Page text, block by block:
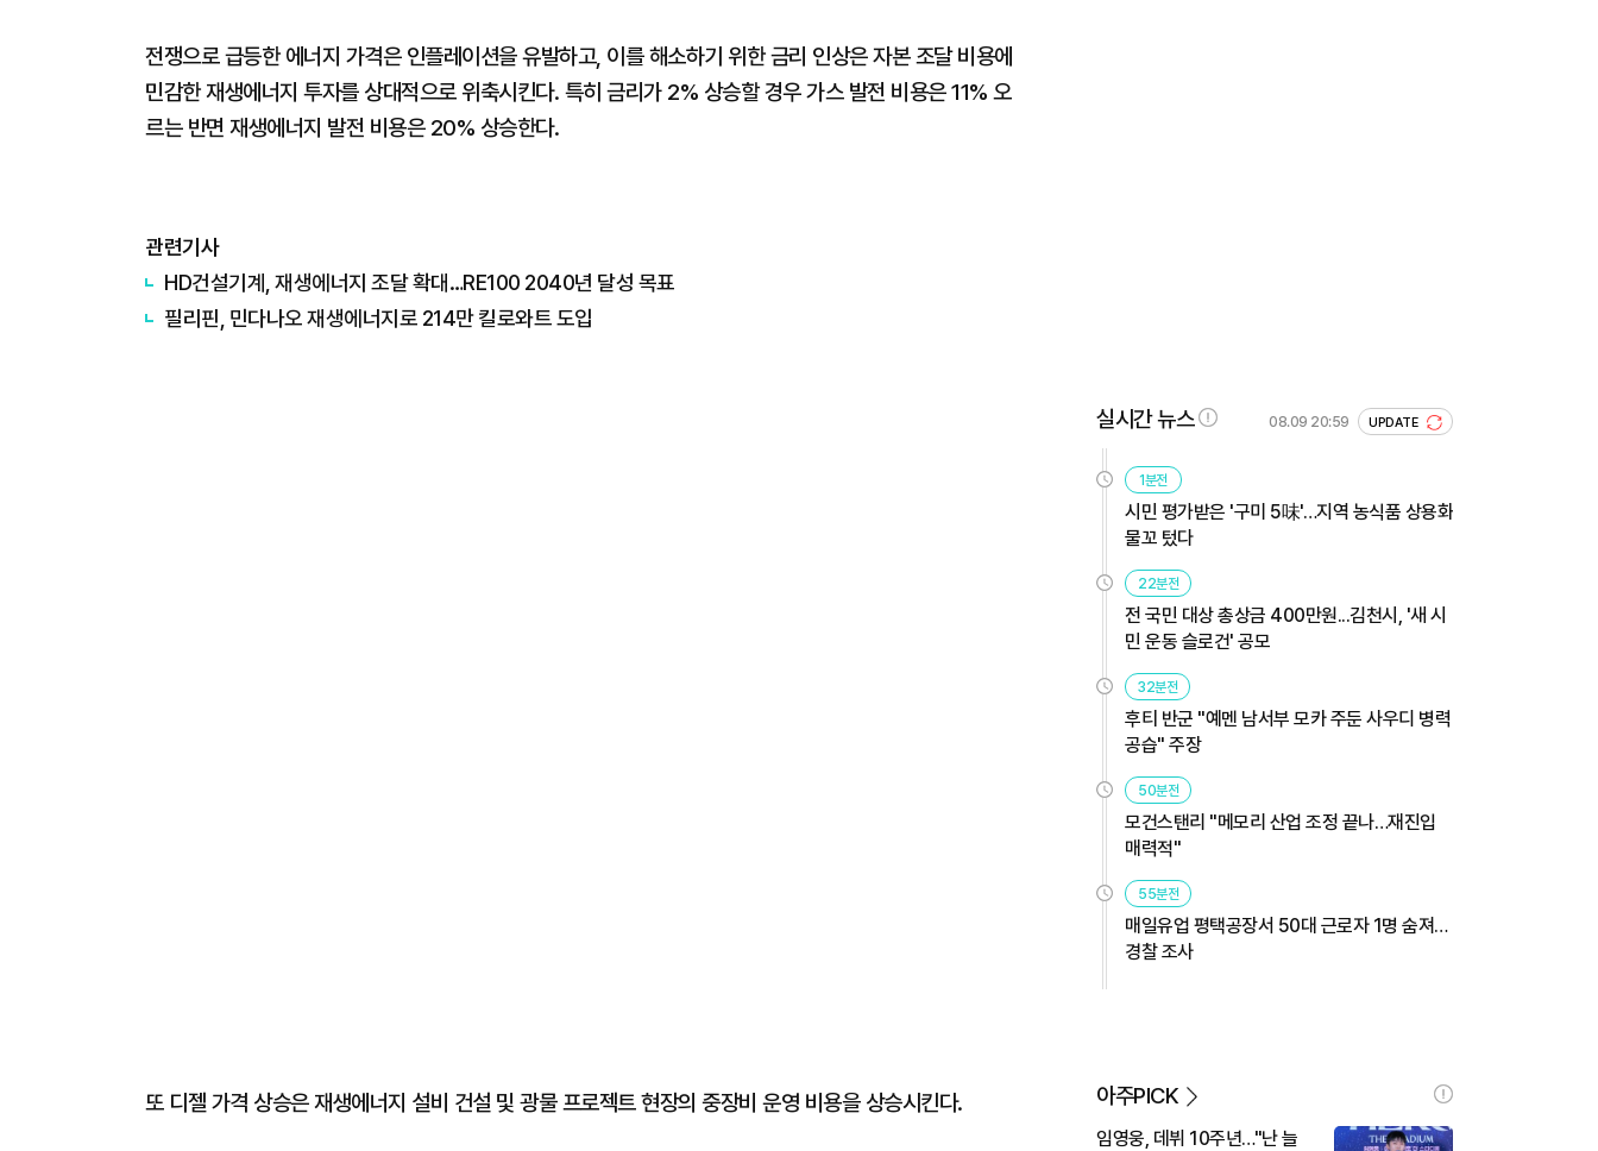
전쟁으로 급등한 에너지 가격은 인플레이션을 유발하고, 이를 해소하기 위한 금리 인상은 자본 조달 비용에
민감한 재생에너지 투자를 상대적으로 위축시킨다. 특히 금리가 2% 상승할 경우 가스 발전 비용은 11% 오
르는 반면 재생에너지 발전 비용은 20% 상승한다.
관련기사
HD건설기계, 재생에너지 조달 확대…RE100 2040년 달성 목표
필리핀, 민다나오 재생에너지로 214만 킬로와트 도입
또 디젤 가격 상승은 재생에너지 설비 건설 및 광물 프로젝트 현장의 중장비 운영 비용을 상승시킨다.
실시간 뉴스 08.09 20:59 UPDATE
1분전
시민 평가받은 '구미 5味'…지역 농식품 상용화
물꼬 텄다
22분전
전 국민 대상 총상금 400만원...김천시, '새 시
민 운동 슬로건' 공모
32분전
후티 반군 "예멘 남서부 모카 주둔 사우디 병력
공습" 주장
50분전
모건스탠리 "메모리 산업 조정 끝나…재진입
매력적"
55분전
매일유업 평택공장서 50대 근로자 1명 숨져…
경찰 조사
아주PICK
임영웅, 데뷔 10주년…"난 늘